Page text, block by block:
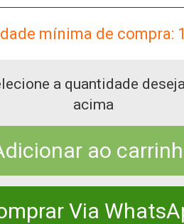
mínima de compra:
a quantidade
acima
ao
Via